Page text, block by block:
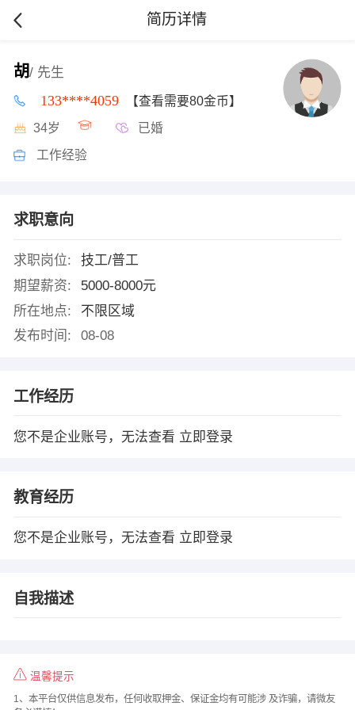
简历详情
胡/ 先生
133****4059 【查看需要80金币】
34岁 已婚
工作经验
求职意向
求职岗位:
技工/普工
期望薪资:
5000-8000元
所在地点:
不限区域
发布时间:
08-08
工作经历
您不是企业账号，无法查看 立即登录
教育经历
您不是企业账号，无法查看 立即登录
自我描述
温馨提示
1、本平台仅供信息发布，任何收取押金、保证金均有可能涉 及诈骗，请微友